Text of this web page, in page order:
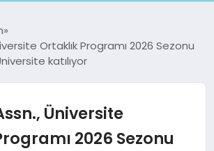
Ortaklık Programı 2026 Sezonu
katılıyor
Üniversite
2026 Sezonu